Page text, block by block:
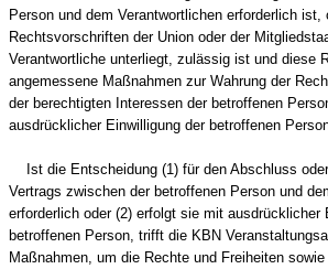
Person und dem Verantwortlichen erforderlich ist,
Rechtsvorschriften der Union oder der
Verantwortliche unterliegt, zulässig ist und diese
angemessene Maßnahmen zur Wahrung der
der berechtigten Interessen der betroffenen
ausdrücklicher Einwilligung der betroffenen
Ist die Entscheidung (1) für den Abschluss
Vertrags zwischen der betroffenen Person und
erforderlich oder (2) erfolgt sie mit ausdrücklicher
betroffenen Person, trifft die KBN
Maßnahmen, um die Rechte und Freiheiten